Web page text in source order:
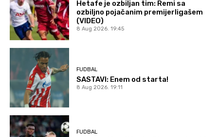
Hetafe je ozbiljan tim: Remi sa
ozbiljno pojačanim premijerligašem
(VIDEO)
8 Aug 2026. 19:45
FUDBAL
SASTAVI: Enem od starta!
8 Aug 2026. 19:11
FUDBAL